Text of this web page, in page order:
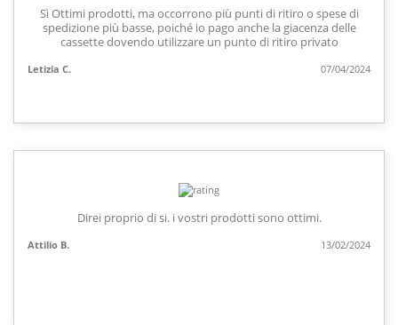
Sì Ottimi prodotti, ma occorrono più punti di ritiro o spese di
spedizione più basse, poiché io pago anche la giacenza delle
cassette dovendo utilizzare un punto di ritiro privato
Letizia C. 07/04/2024
Direi proprio di si. i vostri prodotti sono ottimi.
Attilio B. 13/02/2024